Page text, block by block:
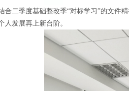
合二季度基础整改季“对标学习”的文件
人发展再上新台阶。